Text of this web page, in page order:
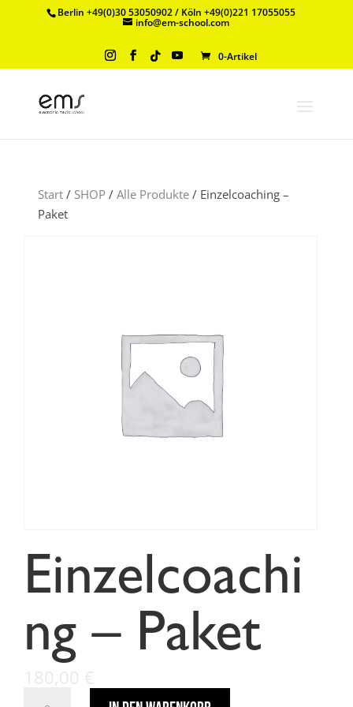
Berlin +49(0)30 53050902 / Köln +49(0)221 17055055
info@em-school.com
0-Artikel
Start / SHOP /Alle Produkte / Einzelcoaching –
Paket
Einzelcoachi
ng – Paket